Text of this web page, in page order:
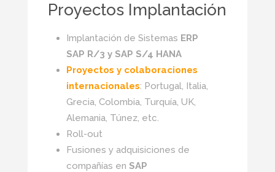
Proyectos Implantación
Implantación de Sistemas ERP
SAP R/3 y SAP S/4 HANA
Proyectos y colaboraciones
internacionales: Portugal, Italia,
Grecia, Colombia, Turquía, UK,
Alemania, Túnez, etc.
Roll-out
Fusiones y adquisiciones de
compañías en SAP